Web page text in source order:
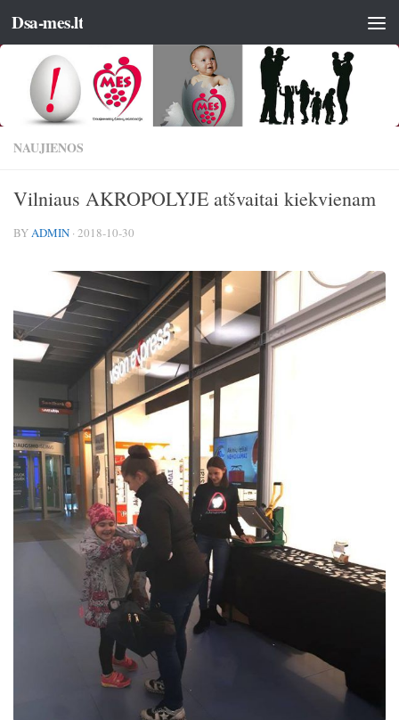
Dsa-mes.lt
NAUJIENOS
Vilniaus AKROPOLYJE atšvaitai kiekvienam
BYADMIN · 2018-10-30